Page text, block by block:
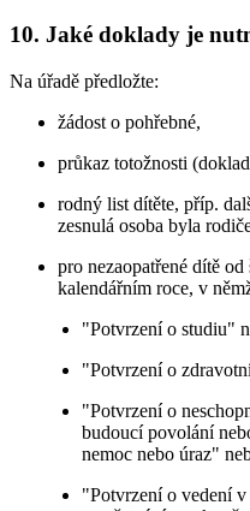
10. Jaké doklady je
Na úřadě předložte:
žádost o pohřebné,
průkaz totožnosti
rodný list dítěte, příp.
zesnulá osoba byla
pro nezaopatřené dítě
kalendářním roce, v
"Potvrzení o studiu"
"Potvrzení o
"Potvrzení o
budoucí povolání
nemoc nebo úraz"
"Potvrzení o vedení v